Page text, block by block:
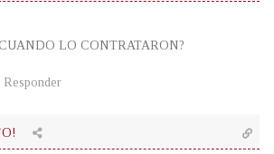
LO CONTRATARON?
Responder